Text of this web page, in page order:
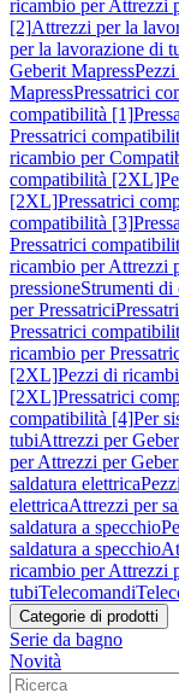
ricambio per Attrezzi
[2]Attrezzi per la
per la lavorazione di
Geberit Mapress
MapressPressatrici
compatibilità [1]
Pressatrici
ricambio per
compatibilità [2XL]
[2XL]Pressatrici
compatibilità [3]
Pressatrici
ricambio per Attrezzi
pressioneStrumenti
per Pressatrici
Pressatrici
ricambio per
[2XL]Pezzi di
[2XL]Pressatrici
compatibilità [4]Per
tubiAttrezzi per
per Attrezzi per
saldatura elettrica
elettricaAttrezzi per
saldatura a specchio
saldatura a specchio
ricambio per Attrezzi
tubiTelecomandi
Categorie di prodotti
Serie da bagno
Novità